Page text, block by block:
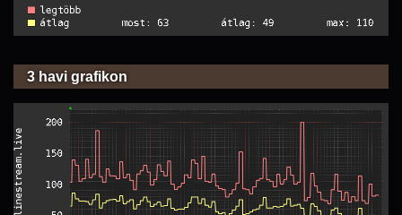
3 havi grafikon